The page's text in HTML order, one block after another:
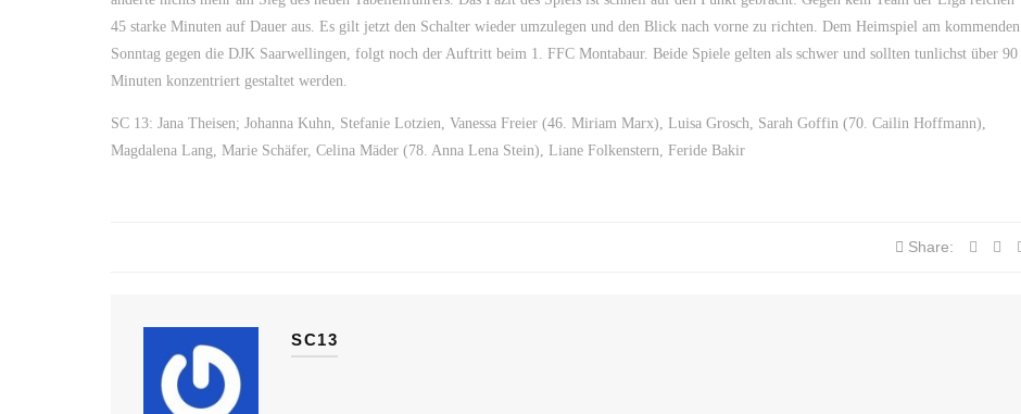
45 starke Minuten auf Dauer aus. Es gilt jetzt den Schalter wieder umzulegen und den Blick nach vorne zu richten. Dem Heimspiel am kommenden
Sonntag gegen die DJK Saarwellingen, folgt noch der Auftritt beim 1. FFC Montabaur. Beide Spiele gelten als schwer und sollten tunlichst über 90
Minuten konzentriert gestaltet werden.
SC 13: Jana Theisen; Johanna Kuhn, Stefanie Lotzien, Vanessa Freier (46. Miriam Marx), Luisa Grosch, Sarah Goffin (70. Cailin Hoffmann),
Magdalena Lang, Marie Schäfer, Celina Mäder (78. Anna Lena Stein), Liane Folkenstern, Feride Bakir
Share:
SC13